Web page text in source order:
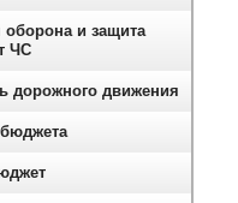
оборона и защита
ЧС
дорожного движения